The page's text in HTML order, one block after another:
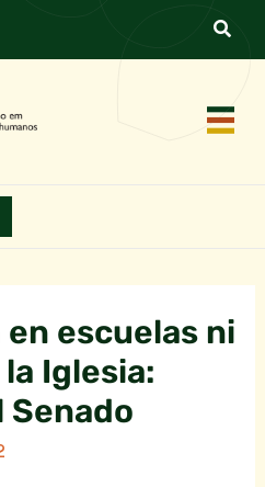
escuelas ni
Iglesia: